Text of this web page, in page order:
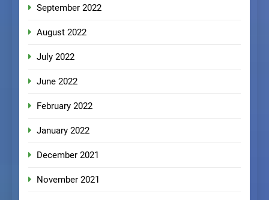
September 2022
August 2022
July 2022
June 2022
February 2022
January 2022
December 2021
November 2021